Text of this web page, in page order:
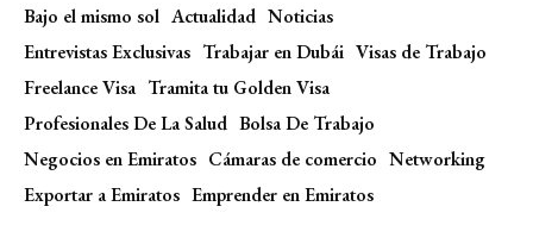
Bajo el mismo sol Actualidad Noticias
Entrevistas Exclusivas Trabajar en Dubái Visas de Trabajo
Freelance Visa Tramita tu Golden Visa
Profesionales De La Salud Bolsa De Trabajo
Negocios en Emiratos Cámaras de comercio Networking
Exportar a Emiratos Emprender en Emiratos